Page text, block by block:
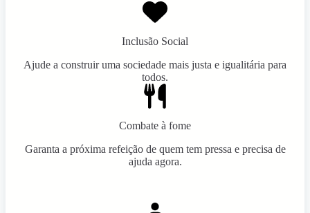
Inclusão Social
Ajude a construir uma sociedade mais justa e igualitária para
todos.
Combate à fome
Garanta a próxima refeição de quem tem pressa e precisa de
ajuda agora.